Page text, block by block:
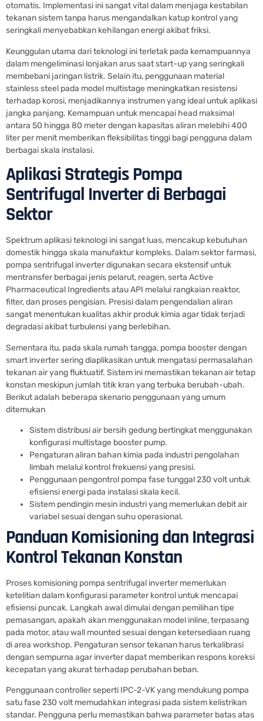
otomatis. Implementasi ini sangat vital dalam menjaga kestabilan
tekanan sistem tanpa harus mengandalkan katup kontrol yang
seringkali menyebabkan kehilangan energi akibat friksi.
Keunggulan utama dari teknologi ini terletak pada kemampuannya
dalam mengeliminasi lonjakan arus saat start-up yang seringkali
membebani jaringan listrik. Selain itu, penggunaan material
stainless steel pada model multistage meningkatkan resistensi
terhadap korosi, menjadikannya instrumen yang ideal untuk aplikasi
jangka panjang. Kemampuan untuk mencapai head maksimal
antara 50 hingga 80 meter dengan kapasitas aliran melebihi 400
liter per menit memberikan fleksibilitas tinggi bagi pengguna dalam
berbagai skala instalasi.
Aplikasi Strategis Pompa
Sentrifugal Inverter di Berbagai
Sektor
Spektrum aplikasi teknologi ini sangat luas, mencakup kebutuhan
domestik hingga skala manufaktur kompleks. Dalam sektor farmasi,
pompa sentrifugal inverter digunakan secara ekstensif untuk
mentransfer berbagai jenis pelarut, reagen, serta Active
Pharmaceutical Ingredients atau API melalui rangkaian reaktor,
filter, dan proses pengisian. Presisi dalam pengendalian aliran
sangat menentukan kualitas akhir produk kimia agar tidak terjadi
degradasi akibat turbulensi yang berlebihan.
Sementara itu, pada skala rumah tangga, pompa booster dengan
smart inverter sering diaplikasikan untuk mengatasi permasalahan
tekanan air yang fluktuatif. Sistem ini memastikan tekanan air tetap
konstan meskipun jumlah titik kran yang terbuka berubah-ubah.
Berikut adalah beberapa skenario penggunaan yang umum
ditemukan
Sistem distribusi air bersih gedung bertingkat menggunakan
konfigurasi multistage booster pump.
Pengaturan aliran bahan kimia pada industri pengolahan
limbah melalui kontrol frekuensi yang presisi.
Penggunaan pengontrol pompa fase tunggal 230 volt untuk
efisiensi energi pada instalasi skala kecil.
Sistem pendingin mesin industri yang memerlukan debit air
variabel sesuai dengan suhu operasional.
Panduan Komisioning dan Integrasi
Kontrol Tekanan Konstan
Proses komisioning pompa sentrifugal inverter memerlukan
ketelitian dalam konfigurasi parameter kontrol untuk mencapai
efisiensi puncak. Langkah awal dimulai dengan pemilihan tipe
pemasangan, apakah akan menggunakan model inline, terpasang
pada motor, atau wall mounted sesuai dengan ketersediaan ruang
di area workshop. Pengaturan sensor tekanan harus terkalibrasi
dengan sempurna agar inverter dapat memberikan respons koreksi
kecepatan yang akurat terhadap perubahan beban.
Penggunaan controller seperti IPC-2-VK yang mendukung pompa
satu fase 230 volt memudahkan integrasi pada sistem kelistrikan
standar. Pengguna perlu memastikan bahwa parameter batas atas